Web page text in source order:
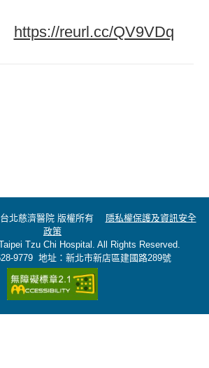
https://reurl.cc/QV9VDq
北慈濟醫院 版權所有 隱私權保護及資訊安全
政策
Tzu Chi Hospital. All Rights Reserved.
9779 地址：新北市新店區建國路289號